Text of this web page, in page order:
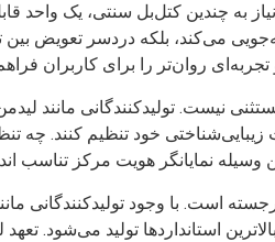
به چندین کتل‌بل سنتی، یک واحد
می‌کند، بلکه دردسر تعویض بین
نیست. تولیدکنندگانی مانند
خود تنظیم کنند. چه
است. با وجود تولیدکنندگانی
استانداردها تولید می‌شود. تعهد